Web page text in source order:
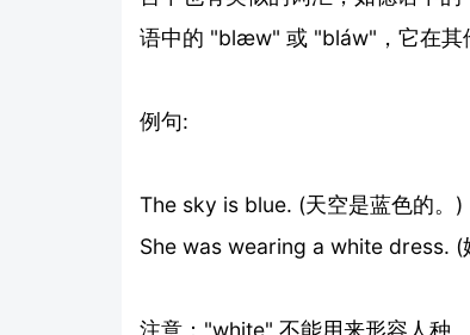
语中的 "blæw" 或 "bláw"，它在其
例句:
The sky is blue. (天空是蓝色的。)
She was wearing a white dress. (
注意："white" 不能用来形容人种